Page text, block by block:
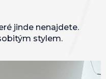
jinde nenajdete.
stylem.